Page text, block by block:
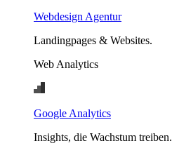
Webdesign Agentur
Landingpages & Websites.
Web Analytics
Google Analytics
Insights, die Wachstum treiben.